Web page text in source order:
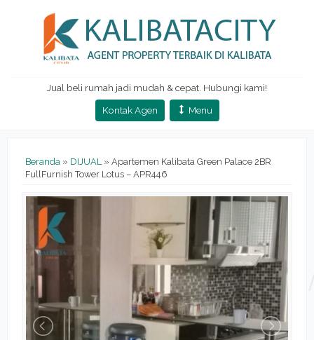
Jual beli rumah jadi mudah & cepat. Hubungi kami!
Kontak Agen
Menu
Beranda » DIJUAL» Apartemen Kalibata Green Palace 2BR
FullFurnish Tower Lotus – APR446